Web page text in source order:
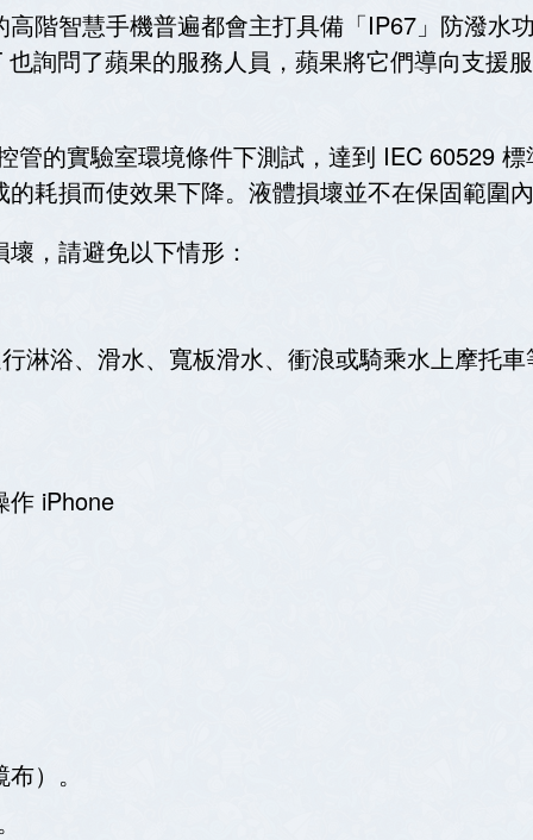
階智慧手機普遍都會主打具備「IP67」防潑水
詢問了蘋果的服務人員，蘋果將它們導向支援
管的實驗室環境條件下測試，達到 IEC 60529
耗損而使效果下降。液體損壞並不在保固範圍內
，請避免以下情形：
淋浴、滑水、寬板滑水、衝浪或騎乘水上摩托車
作 iPhone
）。